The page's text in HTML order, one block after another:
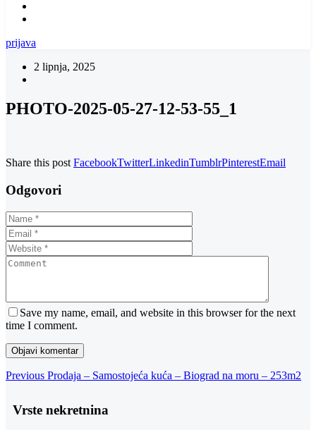
prijava
2 lipnja, 2025
PHOTO-2025-05-27-12-53-55_1
Share this post FacebookTwitterLinkedinTumblrPinterestEmail
Odgovori
Save my name, email, and website in this browser for the next
time I comment.
Navigacija
Previous
Previous Prodaja – Samostojeća kuća – Biograd na moru – 253m2
Vrste nekretnina